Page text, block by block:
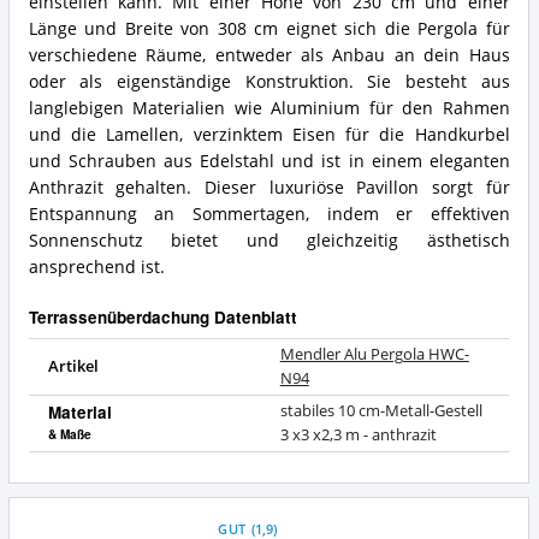
Länge und Breite von 308 cm eignet sich die Pergola für
verschiedene Räume, entweder als Anbau an dein Haus
oder als eigenständige Konstruktion. Sie besteht aus
langlebigen Materialien wie Aluminium für den Rahmen
und die Lamellen, verzinktem Eisen für die Handkurbel
und Schrauben aus Edelstahl und ist in einem eleganten
Anthrazit gehalten. Dieser luxuriöse Pavillon sorgt für
Entspannung an Sommertagen, indem er effektiven
Sonnenschutz bietet und gleichzeitig ästhetisch
ansprechend ist.
Terrassenüberdachung Datenblatt
Artikel
Mendler Alu Pergola HWC-
N94
Material
& Maße
stabiles 10 cm-Metall-Gestell
3 x3 x2,3 m - anthrazit
GUT (1,9)